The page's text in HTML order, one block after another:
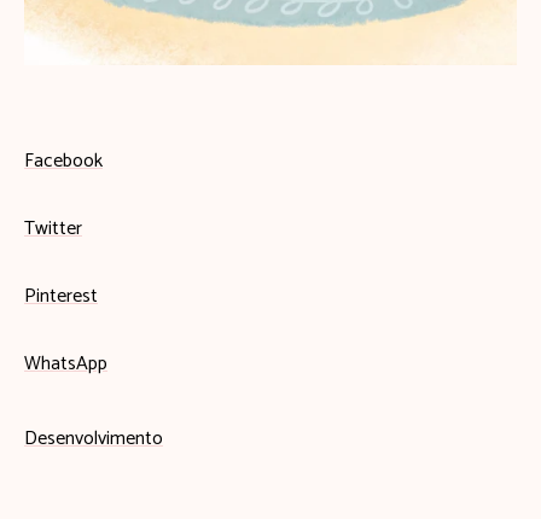
Facebook
Twitter
Pinterest
WhatsApp
Desenvolvimento